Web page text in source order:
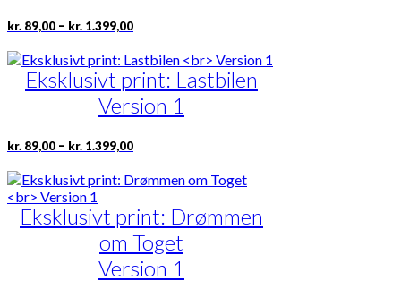
vælges
varesiden
kr. 89,00 – kr. 1.399,00Prisinterval:
kr. 1.399,00
Dette
har
flere
varianter.
Mulighederne
vælges
varesiden
Eksklusivt print: Lastbilen
Version 1
kr. 89,00 – kr. 1.399,00Prisinterval:
kr. 1.399,00
Dette
har
varianter.
Mulighederne
kan
vælges
på
Eksklusivt print: Drømmen
om Toget
Version 1